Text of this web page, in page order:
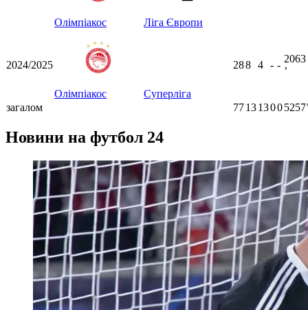
Олімпіакос Ліга Європи
2024/2025
Олімпіакос Суперліга
288 4 - -
2063
ʼ
загалом 77131300
Новини на футбол 24